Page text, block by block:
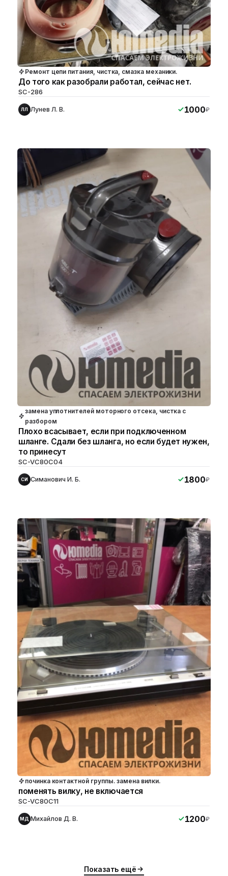
Ремонт цепи питания, чистка, смазка механики.
До того как разобрали работал, сейчас нет.
SC-286
ЛЛ Лунев Л. В. 1000₽
замена уплотнителей моторного отсека, чистка с
разбором
Плохо всасывает, если при подключенном
шланге. Сдали без шланга, но если будет нужен,
то принесут
SC-VC80C04
СИ Симанович И. Б. 1800₽
починка контактной группы. замена вилки.
поменять вилку, не включается
SC-VC80C11
МД Михайлов Д. В. 1200₽
Показать ещё